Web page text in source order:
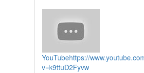
YouTubehttps://
v=k9ttuD2Fyvw